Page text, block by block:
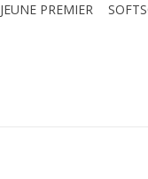
JEUNE PREMIER